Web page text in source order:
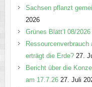
e
Sachsen pflanzt
2026
Grünes Blätt’l 08/2026
erträgt die Erde? 27.
Bericht über die
am 17.7.26 27. Juli